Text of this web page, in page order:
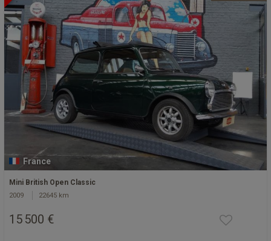
France
Mini British Open Classic
2009 22645 km
15 500 €